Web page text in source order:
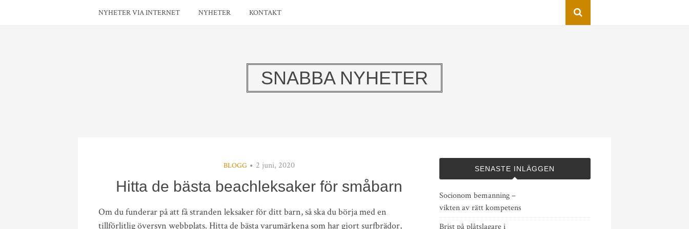
NYHETER VIA INTERNET NYHETER KONTAKT
SNABBA NYHETER
BLOGG 2 juni, 2020
Hitta de bästa beachleksaker för småbarn
Om du funderar på att få stranden leksaker för ditt barn, så ska du börja med en
tillförlitlig översyn webbplats. Hitta de bästa varumärkena som har gjort surfbrädor,
SENASTE INLÄGGEN
Socionom bemanning –
vikten av rätt kompetens
Brist på plåtslagare i